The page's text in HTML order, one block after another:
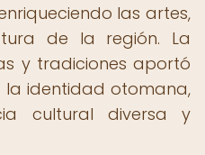
las artes,
de la región. La
y tradiciones aportó
la identidad otomana,
cultural diversa y